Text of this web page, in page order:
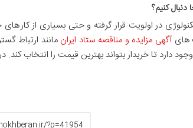
دنبال کنیم؟
تکنولوژی در اولویت قرار گرفته و حتی بسیاری از
هایآگهی مزایده و مناقصه ستاد ایران مانند ارتباط
دارد تا خریدار بتواند بهترین قیمت را انتخاب